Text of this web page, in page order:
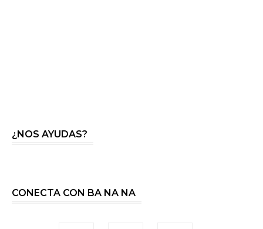
¿NOS AYUDAS?
CONECTA CON BA NA NA